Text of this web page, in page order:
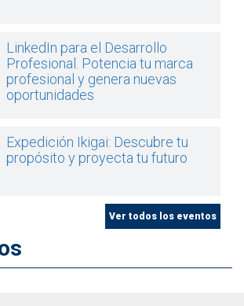
LinkedIn para el Desarrollo
Profesional. Potencia tu marca
profesional y genera nuevas
oportunidades
Expedición Ikigai: Descubre tu
propósito y proyecta tu futuro
Ver todos los eventos